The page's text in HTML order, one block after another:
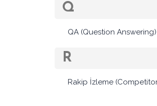
Q
QA (Question
R
Rakip İzleme